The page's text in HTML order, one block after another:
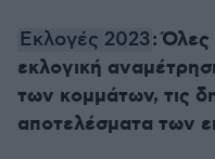
Εκλογές 2023: Όλες
εκλογική
των κομμάτων, τις
αποτελέσματα των